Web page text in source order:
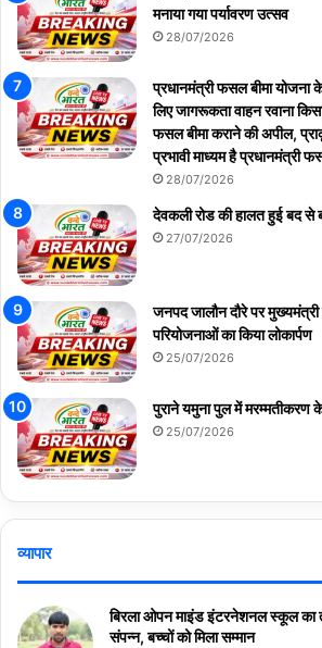
मनाया गया पर्यावरण उत्सव
28/07/2026
प्रधानमंत्री फसल बीमा योजना
लिए जागरूकता वाहन रवाना
फसल बीमा कराने की अपील,
प्रभावी माध्यम है प्रधानमंत्री
28/07/2026
देवकली रोड की हालत हुई बद से
27/07/2026
जनपद जालौन दौरे पर
परियोजनाओं का किया लोकार्पण
25/07/2026
पुराने यमुना पुल में मरम्मतीकरण
25/07/2026
व्यापार
बिरला ओपन माइंड इंटरनेशनल स्कूल का
संपन्न, बच्चों को मिला सम्मान